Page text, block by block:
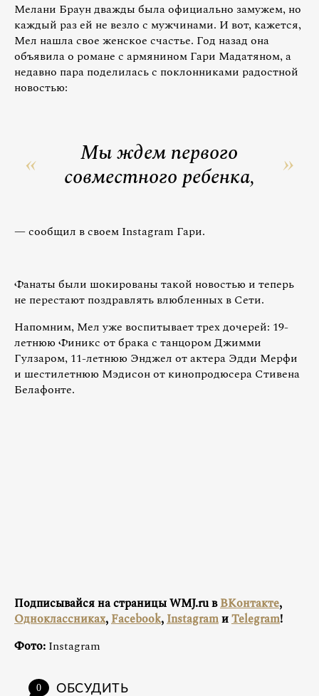
Мелани Браун дважды была официально замужем, но
каждый раз ей не везло с мужчинами. И вот, кажется,
Мел нашла свое женское счастье. Год назад она
объявила о романе с армянином Гари Мадатяном, а
недавно пара поделилась с поклонниками радостной
новостью:
Мы ждем первого
совместного ребенка,
— сообщил в своем Instagram Гари.
Фанаты были шокированы такой новостью и теперь
не перестают поздравлять влюбленных в Сети.
Напомним, Мел уже воспитывает трех дочерей: 19-
летнюю Финикс от брака с танцором Джимми
Гулзаром, 11-летнюю Энджел от актера Эдди Мерфи
и шестилетнюю Мэдисон от кинопродюсера Стивена
Белафонте.
Подписывайся на страницы WMJ.ru вВКонтакте,
Одноклассниках, Facebook, InstagramиTelegram!
Фото: Instagram
0 ОБСУДИТЬ